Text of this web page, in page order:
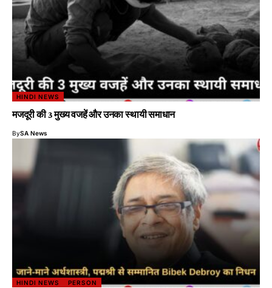
HINDI NEWS
मजदूरी की 3 मुख्य वजहें और उनका स्थायी समाधान
BySA News
HINDI NEWS PERSON